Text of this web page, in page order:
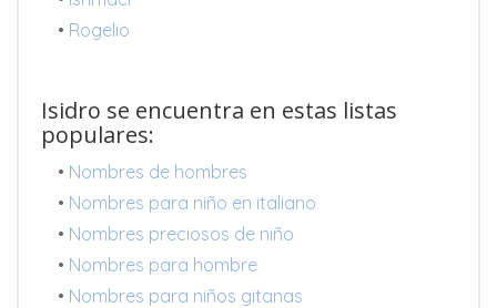
• Rogelio
Isidro se encuentra en estas listas
populares:
• Nombres de hombres
• Nombres para niño en italiano
• Nombres preciosos de niño
• Nombres para hombre
• Nombres para niños gitanas